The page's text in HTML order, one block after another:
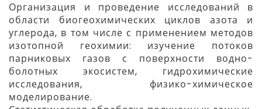
Организация и проведение исследований в
области биогеохимических циклов азота и
углерода, в том числе с применением методов
изотопной геохимии: изучение потоков
парниковых газов с поверхности водно-
болотных экосистем, гидрохимические
исследования, физико-химическое
моделирование.